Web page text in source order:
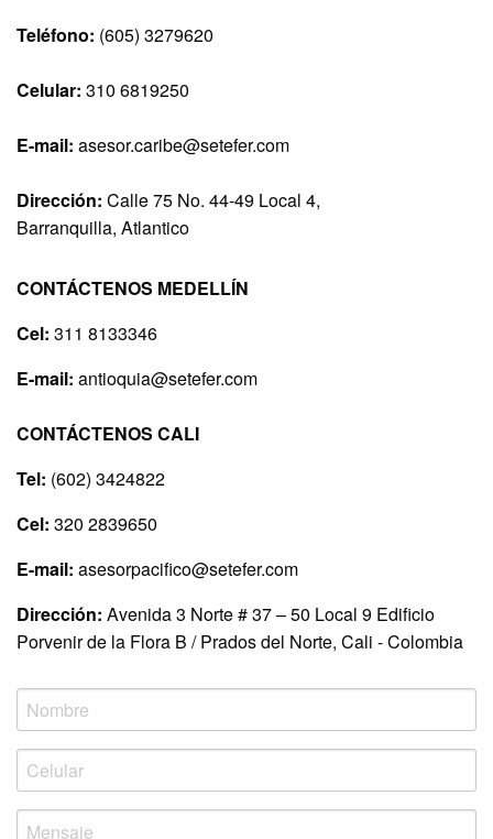
Teléfono: (605) 3279620
Celular: 310 6819250
E-mail: asesor.caribe@setefer.com
Dirección: Calle 75 No. 44-49 Local 4,
Barranquilla, Atlantico
CONTÁCTENOS MEDELLÍN
Cel: 311 8133346
E-mail: antioquia@setefer.com
CONTÁCTENOS CALI
Tel: (602) 3424822
Cel: 320 2839650
E-mail: asesorpacifico@setefer.com
Dirección: Avenida 3 Norte # 37 – 50 Local 9 Edificio
Porvenir de la Flora B / Prados del Norte, Cali - Colombia